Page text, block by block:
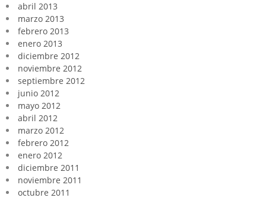
abril 2013
marzo 2013
febrero 2013
enero 2013
diciembre 2012
noviembre 2012
septiembre 2012
junio 2012
mayo 2012
abril 2012
marzo 2012
febrero 2012
enero 2012
diciembre 2011
noviembre 2011
octubre 2011